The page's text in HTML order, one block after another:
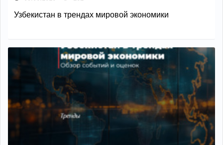
Узбекистан в трендах мировой экономики